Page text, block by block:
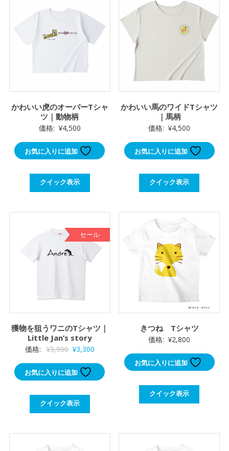
た。
かわいい虎のオーバーTシャ
ツ｜動物柄
価格: ¥4,500
お気に入りに追加
クイック表示
かわいい馬のワイドTシャツ
｜馬柄
価格: ¥4,500
お気に入りに追加
クイック表示
セール
獲物を狙うワニのTシャツ｜
Little Jan’s story
価格: ¥3,900 元
の
価
は
¥3,900
¥3,300現
在
お気に入りに追加
クイック表示
きつね Tシャツ
価格: ¥2,800
お気に入りに追加
クイック表示